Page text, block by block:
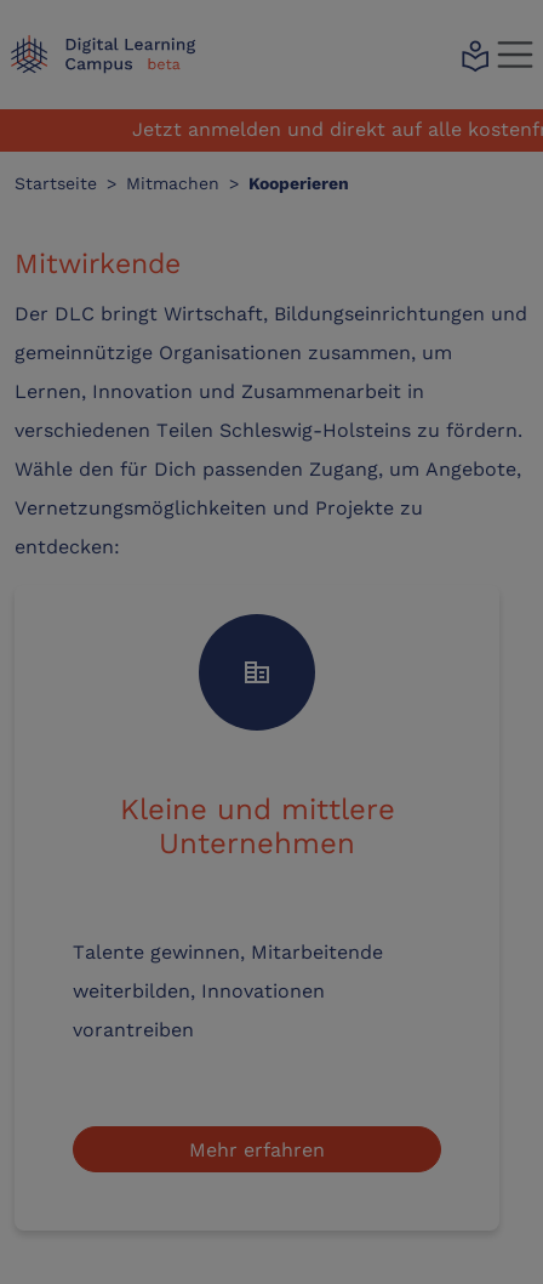
local_library
Jetzt anmelden und direkt auf alle
Startseite > Mitmachen > Kooperieren
Mitwirkende
Der DLC bringt Wirtschaft, Bildungseinrichtungen und
gemeinnützige Organisationen zusammen, um
Lernen, Innovation und Zusammenarbeit in
verschiedenen Teilen Schleswig-Holsteins zu fördern.
Wähle den für Dich passenden Zugang, um Angebote,
Vernetzungsmöglichkeiten und Projekte zu
entdecken:
corporate_fare
Kleine und mittlere
Unternehmen
Talente gewinnen, Mitarbeitende
weiterbilden, Innovationen
vorantreiben
Mehr erfahren